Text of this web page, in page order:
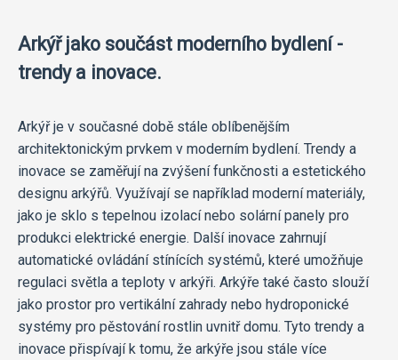
Arkýř jako součást moderního bydlení -
trendy a inovace.
Arkýř je v současné době stále oblíbenějším
architektonickým prvkem v moderním bydlení. Trendy a
inovace se zaměřují na zvýšení funkčnosti a estetického
designu arkýřů. Využívají se například moderní materiály,
jako je sklo s tepelnou izolací nebo solární panely pro
produkci elektrické energie. Další inovace zahrnují
automatické ovládání stínících systémů, které umožňuje
regulaci světla a teploty v arkýři. Arkýře také často slouží
jako prostor pro vertikální zahrady nebo hydroponické
systémy pro pěstování rostlin uvnitř domu. Tyto trendy a
inovace přispívají k tomu, že arkýře jsou stále více